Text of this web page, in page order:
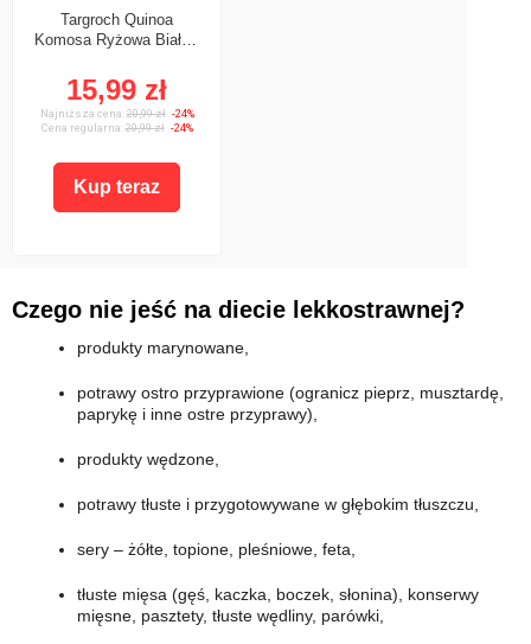
Targroch Quinoa
Komosa Ryżowa Biała -
15,99 zł
Najniższa cena:20,99 zł -24%
Cena regularna:20,99 zł -24%
Kup teraz
Czego nie jeść na diecie lekkostrawnej?
produkty marynowane,
potrawy ostro przyprawione (ogranicz pieprz, musztardę,
paprykę i inne ostre przyprawy),
produkty wędzone,
potrawy tłuste i przygotowywane w głębokim tłuszczu,
sery – żółte, topione, pleśniowe, feta,
tłuste mięsa (gęś, kaczka, boczek, słonina), konserwy
mięsne, pasztety, tłuste wędliny, parówki,